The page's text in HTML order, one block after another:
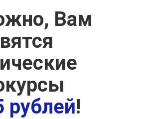
Вам
рублей!